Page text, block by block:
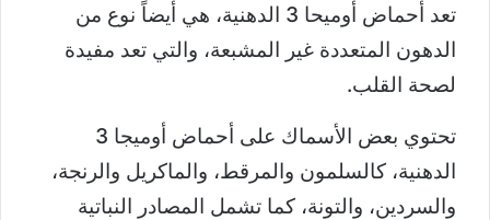
تعد أحماض أوميحا 3 الدهنية، هي أيضاً نوع من
الدهون المتعددة غير المشبعة، والتي تعد مفيدة
لصحة القلب.
تحتوي بعض الأسماك على أحماض أوميجا 3
الدهنية، كالسلمون والمرقط، والماكريل والرنجة،
والسردين، والتونة، كما تشمل المصادر النباتية